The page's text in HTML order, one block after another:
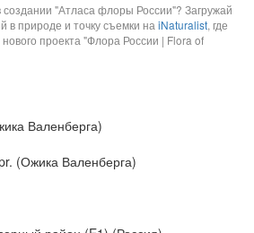
создании "Атласа флоры России"? Загружай
в природе и точку съемки на iNaturalist, где
проекта "Флора России | Flora of
Валенберга)
(Ожика Валенберга)